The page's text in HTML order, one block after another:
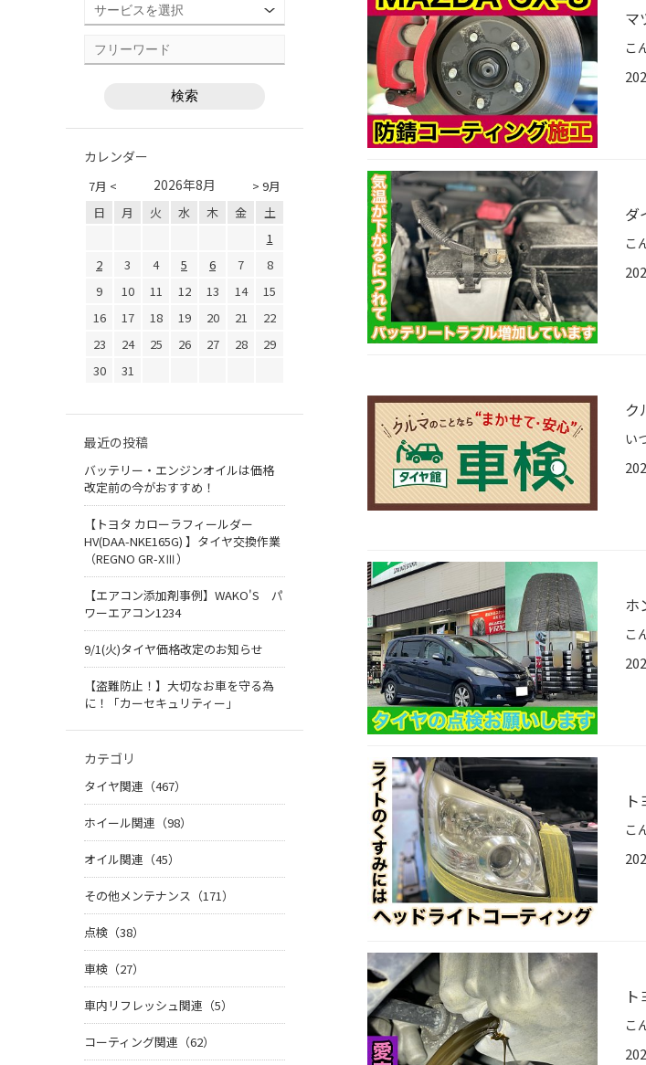
マ
ダ
ク
ホ
カレンダー
7月 < > 9月
2026年8月
日 月 火 水 木 金
土
1
2
3 4 5 6 7
8
9
10 11 12 13 14
15
16
17 18 19 20 21
22
23
24 25 26 27 28
29
30
31
最近の投稿
バッテリー・エンジンオイルは価格
改定前の今がおすすめ！
【トヨタ カローラフィールダー
HV(DAA-NKE165G) 】タイヤ交換作業
（REGNO GR-XⅢ）
【エアコン添加剤事例】WAKO'S パ
ワーエアコン1234
9/1(火)タイヤ価格改定のお知らせ
【盗難防止！】大切なお車を守る為
に！「カーセキュリティー」
カテゴリ
タイヤ関連（467）
ホイール関連（98）
オイル関連（45）
その他メンテナンス（171）
点検（38）
車検（27）
車内リフレッシュ関連（5）
コーティング関連（62）